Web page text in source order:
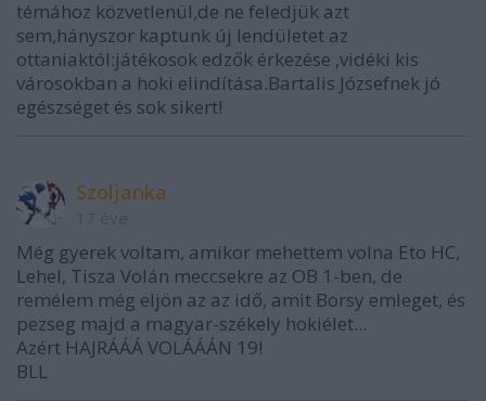
témához közvetlenül,de ne feledjük azt
sem,hányszor kaptunk új lendületet az
ottaniaktól:játékosok edzők érkezése ,vidéki kis
városokban a hoki elindítása.Bartalis Józsefnek jó
egészséget és sok sikert!
Szoljanka
Még gyerek voltam, amikor mehettem volna Eto HC,
Lehel, Tisza Volán meccsekre az OB 1-ben, de
remélem még eljön az az idő, amit Borsy emleget, és
pezseg majd a magyar-székely hokiélet...
Azért HAJRÁÁÁ VOLÁÁÁN 19!
BLL